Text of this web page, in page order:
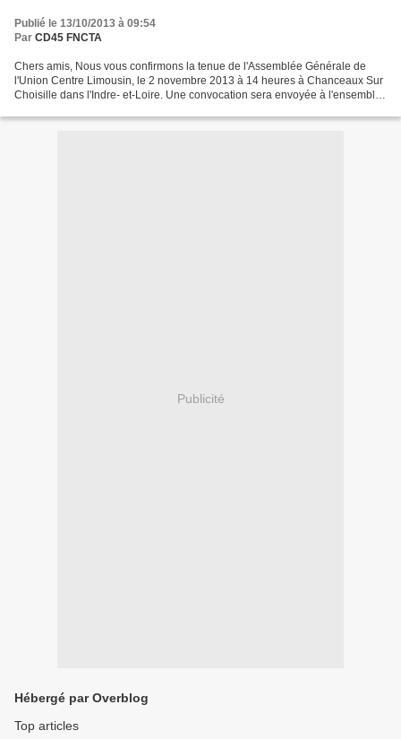
Publié le 13/10/2013 à 09:54
Par CD45 FNCTA
Chers amis, Nous vous confirmons la tenue de l'Assemblée Générale de
l'Union Centre Limousin, le 2 novembre 2013 à 14 heures à Chanceaux Sur
Choisille dans l'Indre- et-Loire. Une convocation sera envoyée à l'ensemble
Publicité
Hébergé par Overblog
Top articles